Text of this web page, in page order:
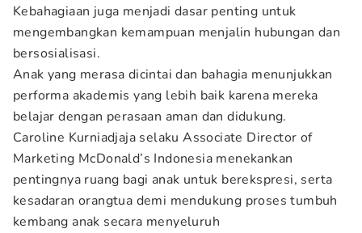
Kebahagiaan juga menjadi dasar penting untuk
mengembangkan kemampuan menjalin hubungan dan
bersosialisasi.
Anak yang merasa dicintai dan bahagia menunjukkan
performa akademis yang lebih baik karena mereka
belajar dengan perasaan aman dan didukung.
Caroline Kurniadjaja selaku Associate Director of
Marketing McDonald’s Indonesia menekankan
pentingnya ruang bagi anak untuk berekspresi, serta
kesadaran orangtua demi mendukung proses tumbuh
kembang anak secara menyeluruh